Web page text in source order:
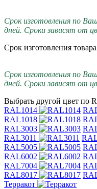
Срок изготовления по
дней. Сроки зависят от
Срок изготовления
Срок изготовления по
дней. Сроки зависят от
Выбрать другой цвет по
RAL1014
RAL1018
RAL3003
RAL3011
RAL5005
RAL6002
RAL7004
RAL8017
Терракот